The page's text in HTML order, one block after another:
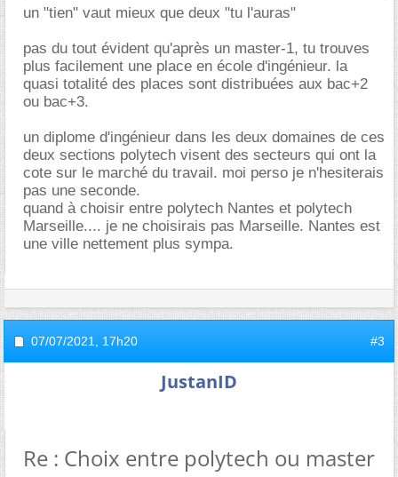
un "tien" vaut mieux que deux "tu l'auras"
pas du tout évident qu'après un master-1, tu trouves
plus facilement une place en école d'ingénieur. la
quasi totalité des places sont distribuées aux bac+2
ou bac+3.
un diplome d'ingénieur dans les deux domaines de ces
deux sections polytech visent des secteurs qui ont la
cote sur le marché du travail. moi perso je n'hesiterais
pas une seconde.
quand à choisir entre polytech Nantes et polytech
Marseille.... je ne choisirais pas Marseille. Nantes est
une ville nettement plus sympa.
07/07/2021, 17h20 #3
JustanID
Re : Choix entre polytech ou master